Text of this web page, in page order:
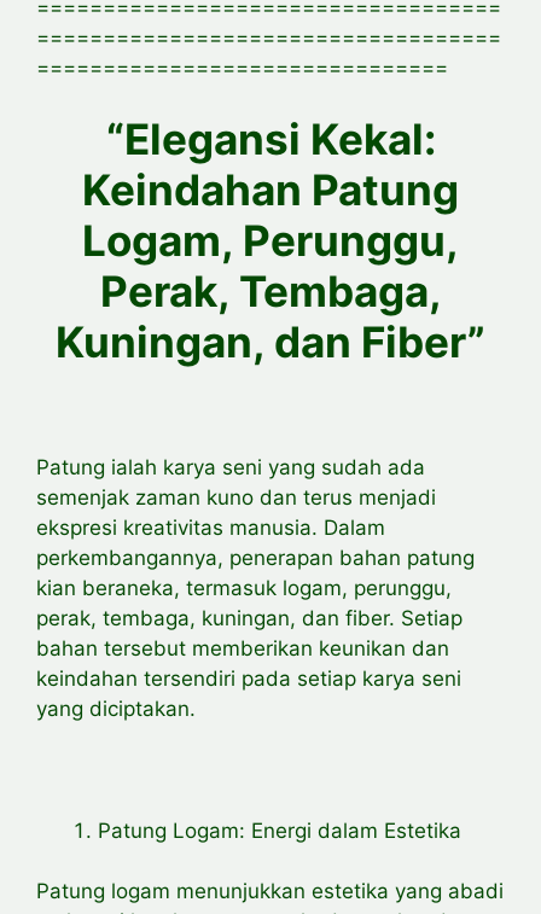
===================================
===================================
===============================
“Elegansi Kekal:
Keindahan Patung
Logam, Perunggu,
Perak, Tembaga,
Kuningan, dan Fiber”
Patung ialah karya seni yang sudah ada
semenjak zaman kuno dan terus menjadi
ekspresi kreativitas manusia. Dalam
perkembangannya, penerapan bahan patung
kian beraneka, termasuk logam, perunggu,
perak, tembaga, kuningan, dan fiber. Setiap
bahan tersebut memberikan keunikan dan
keindahan tersendiri pada setiap karya seni
yang diciptakan.
Patung Logam: Energi dalam Estetika
Patung logam menunjukkan estetika yang abadi